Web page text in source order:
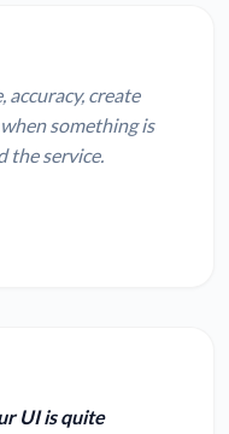
accuracy, create
something is
the service.
UI is quite